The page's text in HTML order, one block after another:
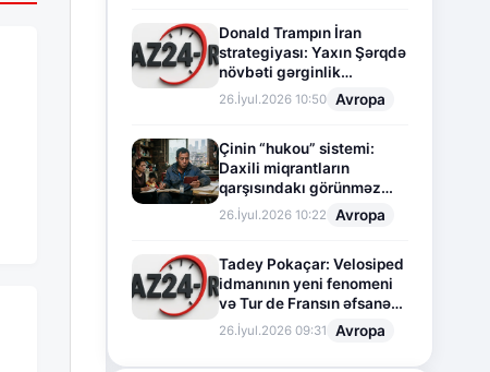
Donald Trampın İran
strategiyası: Yaxın Şərqdə
növbəti gərginlik
mərhələsi
26.İyul.2026 10:50 Avropa
Çinin “hukou” sistemi:
Daxili miqrantların
qarşısındakı görünməz
sədd
26.İyul.2026 10:22 Avropa
Tadey Pokaçar: Velosiped
idmanının yeni fenomeni
və Tur de Fransın əfsanəvi
səhifəsi
26.İyul.2026 09:31 Avropa